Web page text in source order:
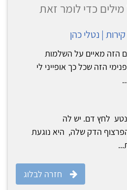
כדי לומר זאת
| נטלי כהן
הזה מאיים על השלמות
הזה שכל כך אופייני לי
לחץ דם. יש לה
הדק שלה, היא נוגעת
חזרה לבלוג